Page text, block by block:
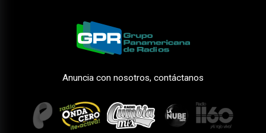
Anuncia con nosotros, contáctanos